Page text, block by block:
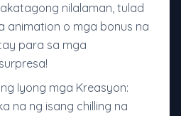
nilalaman, tulad
animation o mga bonus na
para sa mga
Iyong mga Kreasyon:
na ng isang chilling na